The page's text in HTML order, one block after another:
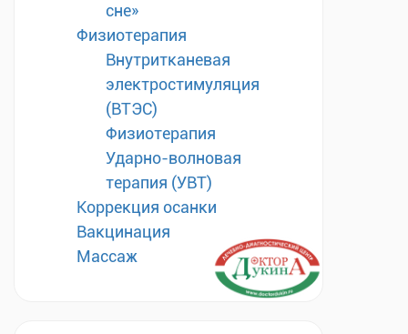
сне»
Физиотерапия
Внутритканевая
электростимуляция
(ВТЭС)
Физиотерапия
Ударно-волновая
терапия (УВТ)
Коррекция осанки
Вакцинация
Массаж